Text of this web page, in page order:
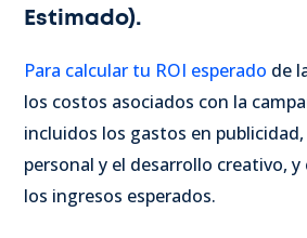
Estimado).
Para calcular tu ROI esperado de
los costos asociados con la
incluidos los gastos en
personal y el desarrollo creativo,
los ingresos esperados.